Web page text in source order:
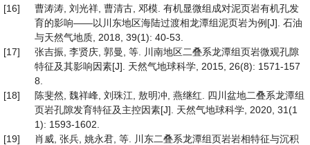
[16]
曹涛涛, 刘光祥, 曹清古, 邓模. 有机显微组成对泥页岩有机孔发
育的影响——以川东地区海陆过渡相龙潭组泥页岩为例[J]. 石油
与天然气地质, 2018, 39(1): 40-53.
[17]
张吉振, 李贤庆, 郭曼, 等. 川南地区二叠系龙潭组页岩微观孔隙
特征及其影响因素[J]. 天然气地球科学, 2015, 26(8): 1571-157
8.
[18]
陈斐然, 魏祥峰, 刘珠江, 敖明冲, 燕继红. 四川盆地二叠系龙潭组
页岩孔隙发育特征及主控因素[J]. 天然气地球科学, 2020, 31(1
1): 1593-1602.
[19]
肖威, 张兵, 姚永君, 等. 川东二叠系龙潭组页岩岩相特征与沉积